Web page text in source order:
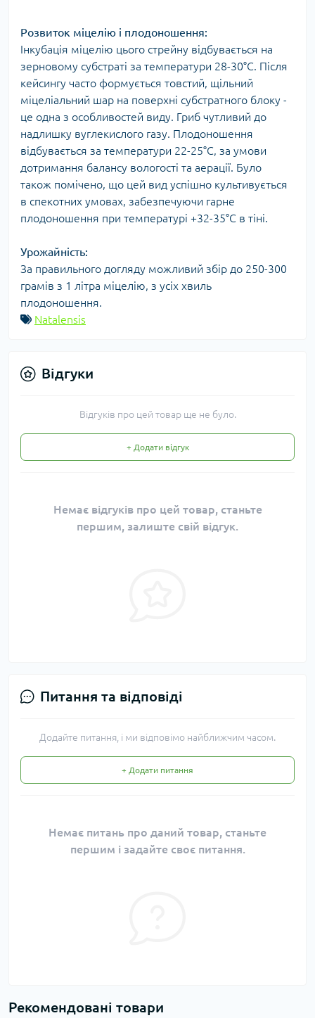
Розвиток міцелію і плодоношення:
Інкубація міцелію цього стрейну відбувається на
зерновому субстраті за температури 28-30°C. Після
кейсингу часто формується товстий, щільний
міцеліальний шар на поверхні субстратного блоку -
це одна з особливостей виду. Гриб чутливий до
надлишку вуглекислого газу. Плодоношення
відбувається за температури 22-25°C, за умови
дотримання балансу вологості та аерації. Було
також помічено, що цей вид успішно культивується
в спекотних умовах, забезпечуючи гарне
плодоношення при температурі +32-35°C в тіні.
Урожайність:
За правильного догляду можливий збір до 250-300
грамів з 1 літра міцелію, з усіх хвиль
плодоношення.
Natalensis
Відгуки
Відгуків про цей товар ще не було.
+ Додати відгук
Немає відгуків про цей товар, станьте
першим, залиште свій відгук.
Питання та відповіді
Додайте питання, і ми відповімо найближчим часом.
+ Додати питання
Немає питань про даний товар, станьте
першим і задайте своє питання.
Рекомендовані товари